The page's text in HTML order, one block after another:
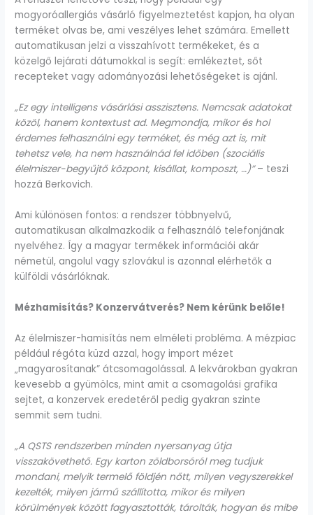
mogyoróallergiás vásárló figyelmeztetést kapjon, ha olyan
terméket olvas be, ami veszélyes lehet számára. Emellett
automatikusan jelzi a visszahívott termékeket, és a
közelgő lejárati dátumokkal is segít: emlékeztet, sőt
recepteket vagy adományozási lehetőségeket is ajánl.
„Ez egy intelligens vásárlási asszisztens. Nemcsak adatokat
közöl, hanem kontextust ad. Megmondja, mikor és hol
érdemes felhasználni egy terméket, és még azt is, mit
tehetsz vele, ha nem használnád fel időben (szociális
élelmiszer-begyűjtő központ, kisállat, komposzt, …)”– teszi
hozzá Berkovich.
Ami különösen fontos: a rendszer többnyelvű,
automatikusan alkalmazkodik a felhasználó telefonjának
nyelvéhez. Így a magyar termékek információi akár
németül, angolul vagy szlovákul is azonnal elérhetők a
külföldi vásárlóknak.
Mézhamisítás? Konzervátverés? Nem kérünk belőle!
Az élelmiszer-hamisítás nem elméleti probléma. A mézpiac
például régóta küzd azzal, hogy import mézet
„magyarosítanak” átcsomagolással. A lekvárokban gyakran
kevesebb a gyümölcs, mint amit a csomagolási grafika
sejtet, a konzervek eredetéről pedig gyakran szinte
semmit sem tudni.
„A QSTS rendszerben minden nyersanyag útja
visszakövethető. Egy karton zöldborsóról meg tudjuk
mondani, melyik termelő földjén nőtt, milyen vegyszerekkel
kezelték, milyen jármű szállította, mikor és milyen
körülmények között fagyasztották, tárolták, hogyan és mibe